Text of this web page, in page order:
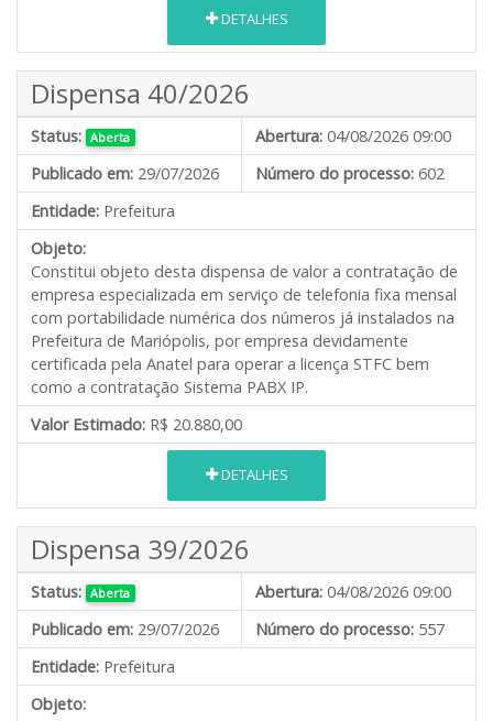
DETALHES
Dispensa 40/2026
Status: Aberta Abertura: 04/08/2026 09:00
Publicado em: 29/07/2026 Número do processo: 602
Entidade: Prefeitura
Objeto:
Constitui objeto desta dispensa de valor a contratação de
empresa especializada em serviço de telefonia fixa mensal
com portabilidade numérica dos números já instalados na
Prefeitura de Mariópolis, por empresa devidamente
certificada pela Anatel para operar a licença STFC bem
como a contratação Sistema PABX IP.
Valor Estimado: R$ 20.880,00
DETALHES
Dispensa 39/2026
Status: Aberta Abertura: 04/08/2026 09:00
Publicado em: 29/07/2026 Número do processo: 557
Entidade: Prefeitura
Objeto: